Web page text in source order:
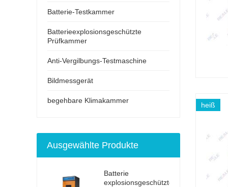
heiß
Batterie-Testkammer
Batterieexplosionsgeschützte
Prüfkammer
Anti-Vergilbungs-Testmaschine
Bildmessgerät
begehbare Klimakammer
Ausgewählte Produkte
Batterie
explosionsgeschützter